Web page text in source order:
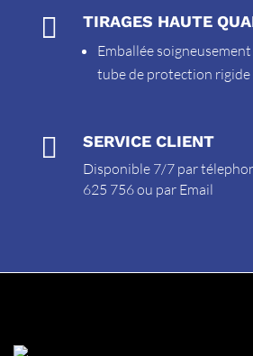
 TIRAGES HAUTE
Emballée
tube de protection rigide
 SERVICE CLIENT
Disponible 7/7 par
625 756 ou par Email